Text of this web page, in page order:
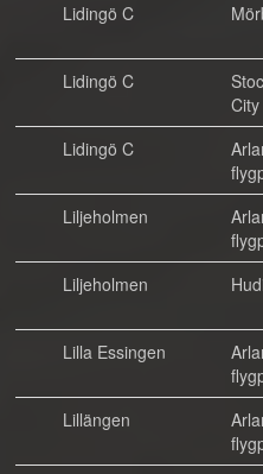
Lidingö C
Lidingö C
City
Lidingö C
Liljeholmen
Liljeholmen
Lilla Essingen
Lillängen